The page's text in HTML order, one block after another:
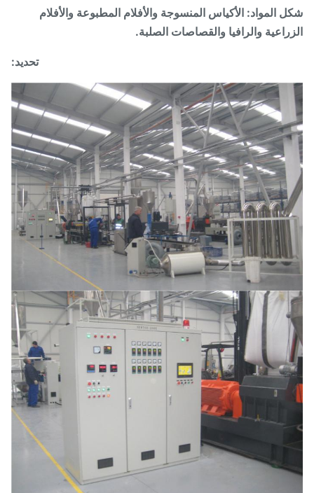
المواد: الأكياس المنسوجة والأفلام المطبوعة والأفلام
والرافيا والقصاصات الصلبة.
تحديد: